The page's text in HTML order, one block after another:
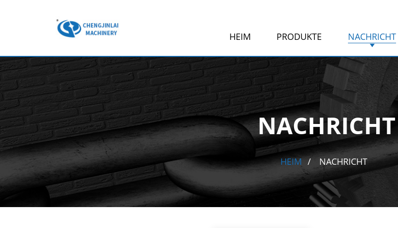
HEIM PRODUKTE NACHRICHT
NACHRICHT
HEIM NACHRICHT